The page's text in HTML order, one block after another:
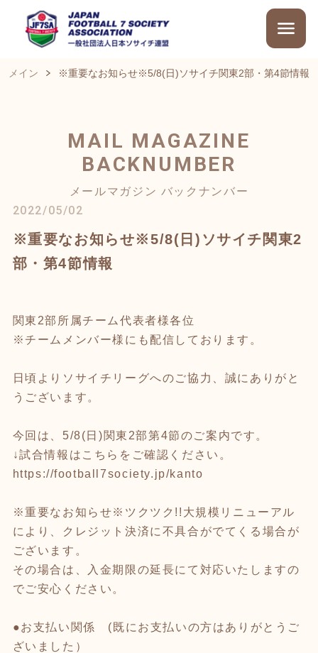
メイン ※重要なお知らせ※5/8(日)ソサイチ関東2部・第4節情報
MAIL MAGAZINE
BACKNUMBER
メールマガジン バックナンバー
2022/05/02
※重要なお知らせ※5/8(日)ソサイチ関東2
部・第4節情報
関東2部所属チーム代表者様各位
※チームメンバー様にも配信しております。
日頃よりソサイチリーグへのご協力、誠にありがと
うございます。
今回は、5/8(日)関東2部第4節のご案内です。
↓試合情報はこちらをご確認ください。
https://football7society.jp/kanto
※重要なお知らせ※ツクツク!!大規模リニューアル
により、クレジット決済に不具合がでてくる場合が
ございます。
その場合は、入金期限の延長にて対応いたしますの
でご安心ください。
●お支払い関係 (既にお支払いの方はありがとうご
ざいました）